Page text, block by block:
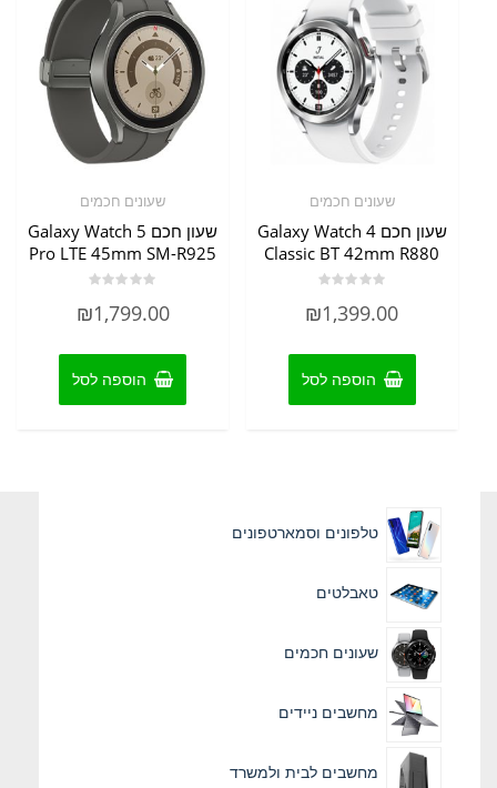
המוצר
שעונים חכמים
שעון חכם Galaxy Watch 4
Classic BT 42mm R880
0
₪1,399.00
הוספה לסל
שעונים חכמים
שעון חכם Galaxy Watch 5
Pro LTE 45mm SM-R925
0
₪1,799.00
הוספה לסל
טלפונים וסמארטפונים
טאבלטים
שעונים חכמים
מחשבים ניידים
מחשבים לבית ולמשרד